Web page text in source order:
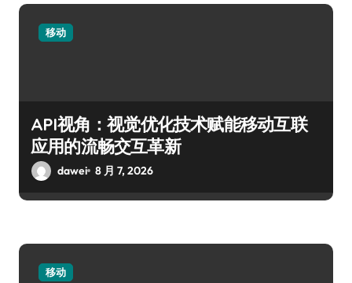
移动
API视角：视觉优化技术赋能移动互联
应用的流畅交互革新
dawei 8 月 7, 2026
移动